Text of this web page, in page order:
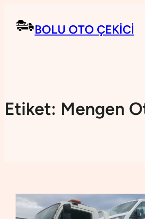
BOLU OTO ÇEKICI
Etiket: Mengen